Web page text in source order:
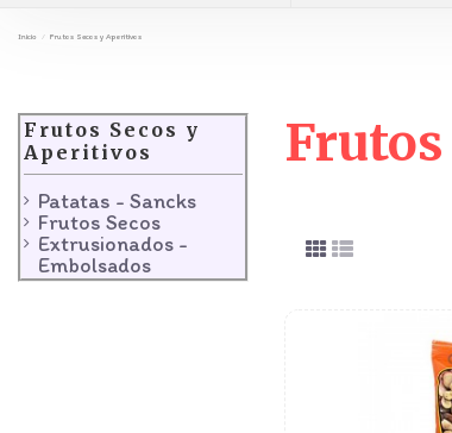
Inicio Frutos Secos y Aperitivos
Frutos Secos y
Aperitivos
Patatas - Sancks
Frutos Secos
Extrusionados -
Embolsados